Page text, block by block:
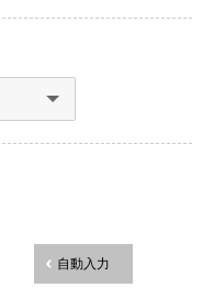
自動入力